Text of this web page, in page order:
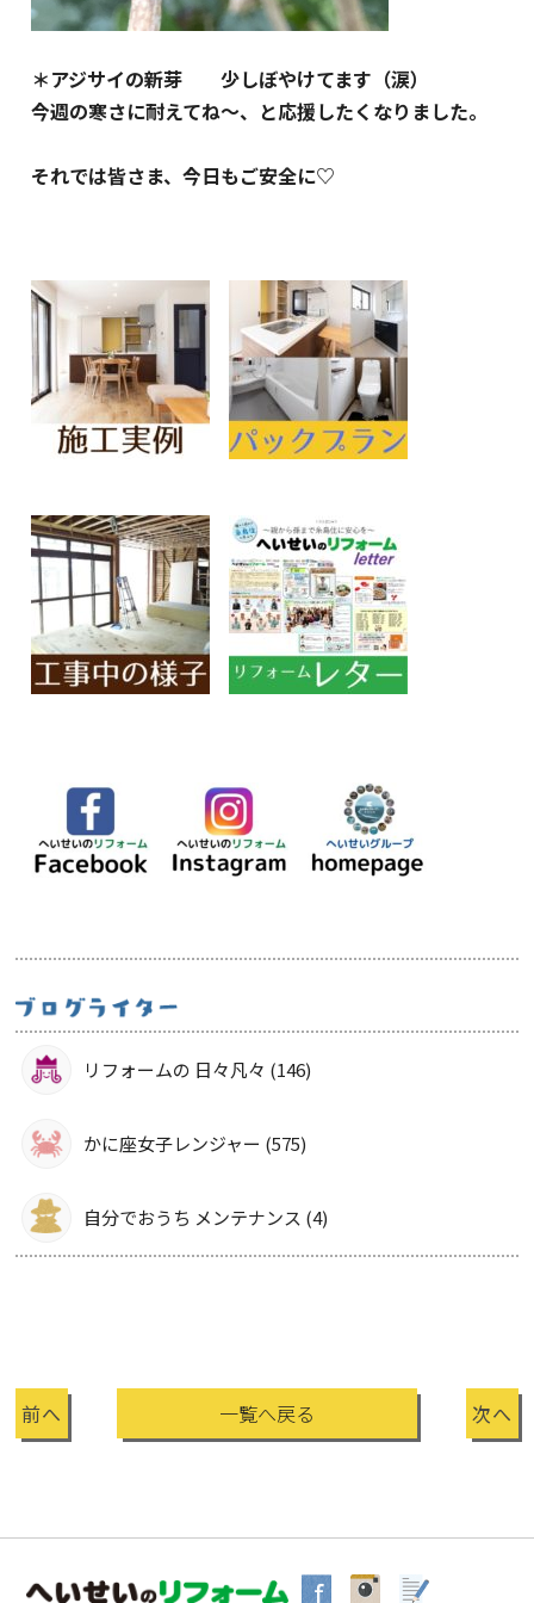
＊アジサイの新芽 少しぼやけてます（涙）
今週の寒さに耐えてね～、と応援したくなりました。
それでは皆さま、今日もご安全に♡
リフォームの 日々凡々 (146)
かに座女子レンジャー (575)
自分でおうち メンテナンス (4)
前へ 一覧へ戻る 次へ